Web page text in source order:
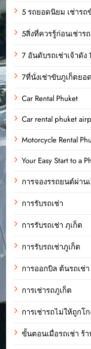
5 รถยอดนิยม เช่ารถ
5สิ่งที่ควรรู้ก่อนเช่ารถ
7 อันดับรถเช่าเจ้าดัง
7ที่นั่งเช่าขับภูเก็ตยอ
Car Rental Phuket
Car rental phuket
Motorcycle Rental
Your Easy Start to a
การจองรรถยนต์ผ่าน
การรับรถเช่า
การรับรถเช่า ภุเก็ต
การรับรถเช่าภูเก็ต
การออกบิล ต้นรถเช่า
การเช่ารถภูเก็ต
การเช่ารถไม่ให้ถูกโ
ขั้นตอนเมื่อรถเช่า ร้